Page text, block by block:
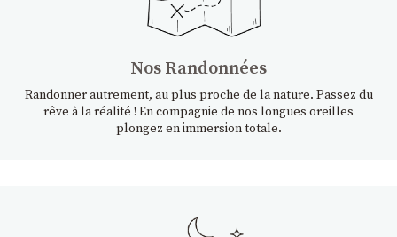
Nos Randonnées
Randonner autrement, au plus proche de la nature. Passez du
rêve à la réalité ! En compagnie de nos longues oreilles
plongez en immersion totale.